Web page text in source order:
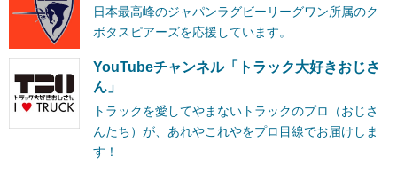
日本最高峰のジャパンラグビーリーグワン所属のク
ボタスピアーズを応援しています。
YouTubeチャンネル「トラック大好きおじさ
ん」
トラックを愛してやまないトラックのプロ（おじさ
んたち）が、あれやこれやをプロ目線でお届けしま
す！